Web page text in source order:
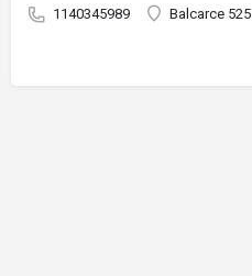
1140345989 Balcarce 525